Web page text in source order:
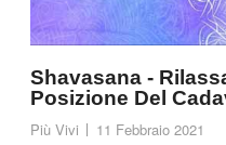
Shavasana -
Posizione Del
Più Vivi 11 Febbraio 2021